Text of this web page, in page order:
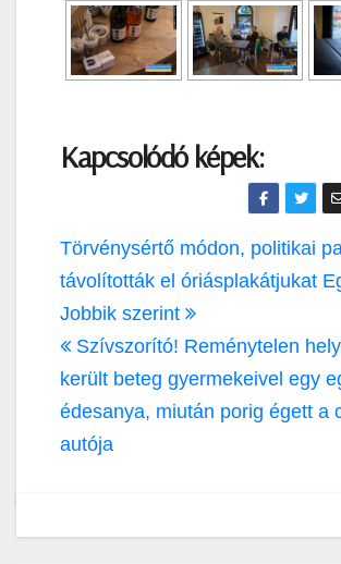
Kapcsolódó képek:
Bejegyzés
navigáció
Törvénysértő módon, politikai
távolították el óriásplakátjukat
Jobbik szerint
Szívszorító! Reménytelen
került beteg gyermekeivel egy
édesanya, miután porig égett a
autója